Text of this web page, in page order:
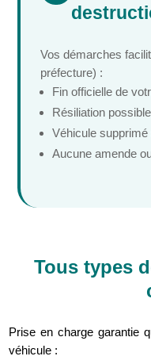
Vos démarches
préfecture) :
Fin officielle de
Résiliation
Véhicule
Aucune amende
Tous types
Prise en charge garantie
véhicule :